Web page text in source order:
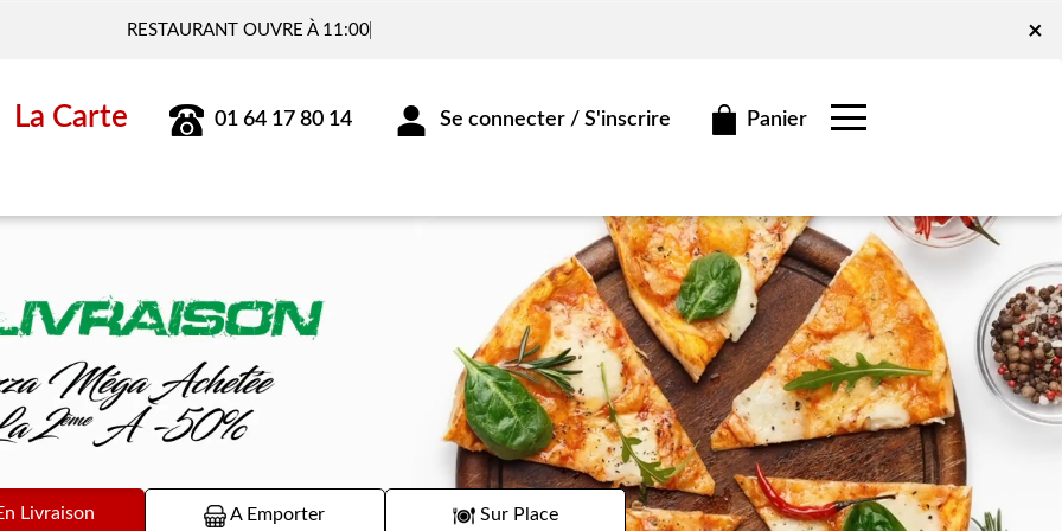
×
Vou
La Carte 01 64 17 80 14 Se connecter / S'inscrire Panier
x
Livraison A Emporter Sur Place